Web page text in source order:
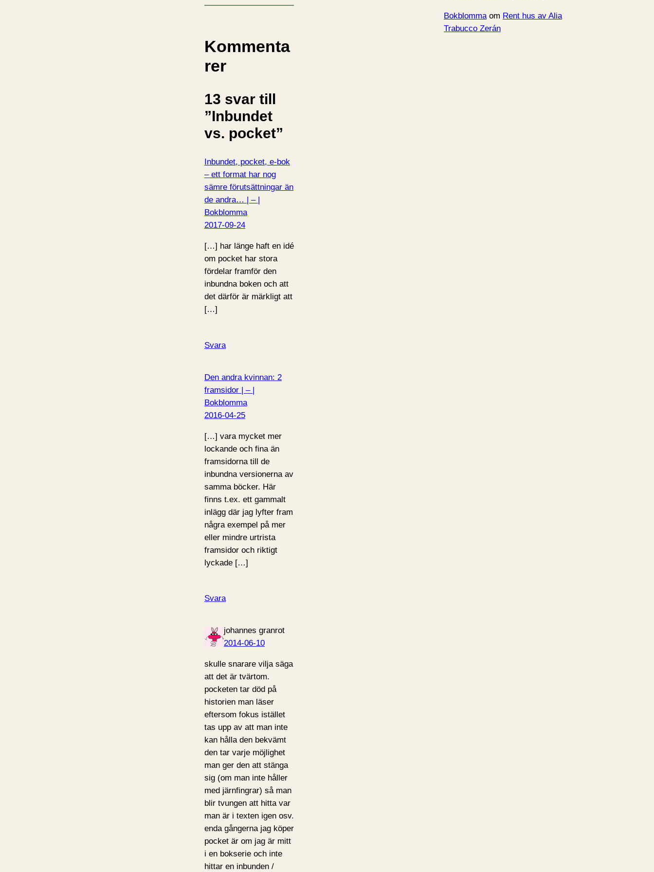
Kommenta
rer
13 svar till
”Inbundet
vs. pocket”
Inbundet, pocket, e-bok
– ett format har nog
sämre förutsättningar än
de andra… | – |
Bokblomma
2017-09-24
[…] har länge haft en idé
om pocket har stora
fördelar framför den
inbundna boken och att
det därför är märkligt att
[…]
Svara
Den andra kvinnan: 2
framsidor | – |
Bokblomma
2016-04-25
[…] vara mycket mer
lockande och fina än
framsidorna till de
inbundna versionerna av
samma böcker. Här
finns t.ex. ett gammalt
inlägg där jag lyfter fram
några exempel på mer
eller mindre urtrista
framsidor och riktigt
lyckade […]
Svara
johannes granrot
2014-06-10
skulle snarare vilja säga
att det är tvärtom.
pocketen tar död på
historien man läser
eftersom fokus istället
tas upp av att man inte
kan hålla den bekvämt
den tar varje möjlighet
man ger den att stänga
sig (om man inte håller
med järnfingrar) så man
blir tvungen att hitta var
man är i texten igen osv.
enda gångerna jag köper
pocket är om jag är mitt
i en bokserie och inte
hittar en inbunden /
Bokblommaom Rent hus av Alia
Trabucco Zerán